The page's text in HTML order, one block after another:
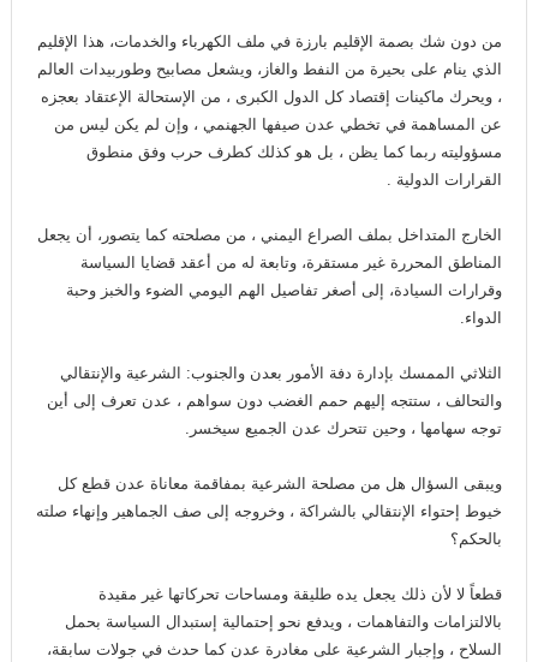
من دون شك بصمة الإقليم بارزة في ملف الكهرباء والخدمات، هذا الإقليم
الذي ينام على بحيرة من النفط والغاز، ويشعل مصابيح وطوربيدات العالم
، ويحرك ماكينات إقتصاد كل الدول الكبرى ، من الإستحالة الإعتقاد بعجزه
عن المساهمة في تخطي عدن صيفها الجهنمي ، وإن لم يكن ليس من
مسؤوليته ربما كما يظن ، بل هو كذلك كطرف حرب وفق منطوق
القرارات الدولية .
الخارج المتداخل بملف الصراع اليمني ، من مصلحته كما يتصور، أن يجعل
المناطق المحررة غير مستقرة، وتابعة له من أعقد قضايا السياسة
وقرارات السيادة، إلى أصغر تفاصيل الهم اليومي الضوء والخبز وحبة
الدواء.
الثلاثي الممسك بإدارة دفة الأمور بعدن والجنوب: الشرعية والإنتقالي
والتحالف ، ستتجه إليهم حمم الغضب دون سواهم ، عدن تعرف إلى أين
توجه سهامها ، وحين تتحرك عدن الجميع سيخسر.
ويبقى السؤال هل من مصلحة الشرعية بمفاقمة معاناة عدن قطع كل
خيوط إحتواء الإنتقالي بالشراكة ، وخروجه إلى صف الجماهير وإنهاء صلته
بالحكم؟
قطعاً لا لأن ذلك يجعل يده طليقة ومساحات تحركاتها غير مقيدة
بالالتزامات والتفاهمات ، ويدفع نحو إحتمالية إستبدال السياسة بحمل
السلاح ، وإجبار الشرعية على مغادرة عدن كما حدث في جولات سابقة،